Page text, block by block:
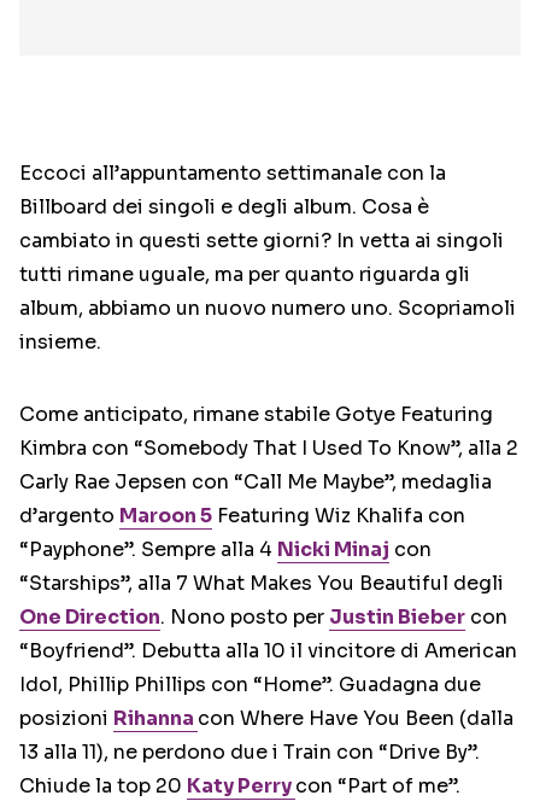
Eccoci all’appuntamento settimanale con la
Billboard dei singoli e degli album. Cosa è
cambiato in questi sette giorni? In vetta ai singoli
tutti rimane uguale, ma per quanto riguarda gli
album, abbiamo un nuovo numero uno. Scopriamoli
insieme.
Come anticipato, rimane stabile Gotye Featuring
Kimbra con “Somebody That I Used To Know”, alla 2
Carly Rae Jepsen con “Call Me Maybe”, medaglia
d’argento Maroon 5 Featuring Wiz Khalifa con
“Payphone”. Sempre alla 4 Nicki Minaj con
“Starships”, alla 7 What Makes You Beautiful degli
One Direction. Nono posto per Justin Bieber con
“Boyfriend”. Debutta alla 10 il vincitore di American
Idol, Phillip Phillips con “Home”. Guadagna due
posizioni Rihanna con Where Have You Been (dalla
13 alla 11), ne perdono due i Train con “Drive By”.
Chiude la top 20 Katy Perrycon “Part of me”.